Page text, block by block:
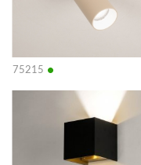
75215 •
Bekijk